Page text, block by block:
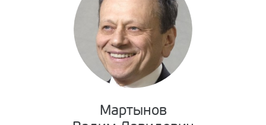
Мартынов